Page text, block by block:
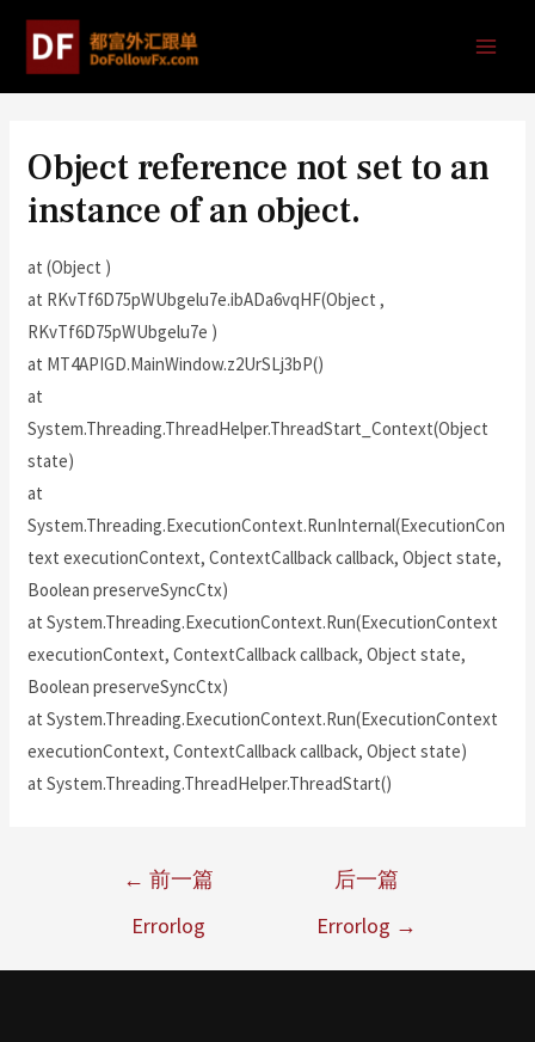
Object reference not set to an
instance of an object.
at (Object )
at RKvTf6D75pWUbgelu7e.ibADa6vqHF(Object ,
RKvTf6D75pWUbgelu7e )
at MT4APIGD.MainWindow.z2UrSLj3bP()
at
System.Threading.ThreadHelper.ThreadStart_Context(Object
state)
at
System.Threading.ExecutionContext.RunInternal(ExecutionCon
text executionContext, ContextCallback callback, Object state,
Boolean preserveSyncCtx)
at System.Threading.ExecutionContext.Run(ExecutionContext
executionContext, ContextCallback callback, Object state,
Boolean preserveSyncCtx)
at System.Threading.ExecutionContext.Run(ExecutionContext
executionContext, ContextCallback callback, Object state)
at System.Threading.ThreadHelper.ThreadStart()
← 前一篇
Errorlog
后一篇
Errorlog →